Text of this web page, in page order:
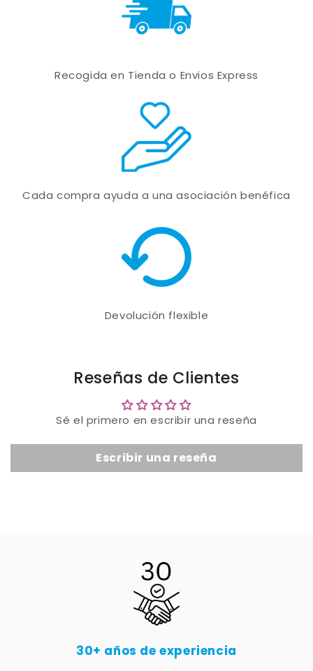
Recogida en Tienda o Envios Express
Cada compra ayuda a una asociación benéfica
Devolución flexible
Reseñas de Clientes
Sé el primero en escribir una reseña
Escribir una reseña
30+ años de experiencia